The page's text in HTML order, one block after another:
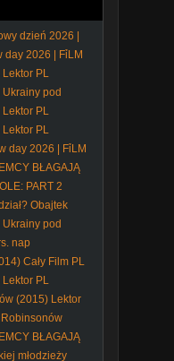
dzień 2026 |
day 2026 | FỉLM
Lektor PL
Ukrainy pod
Lektor PL
Lektor PL
day 2026 | FỉLM
BŁAGAJĄ
TRZEBA
PART 2
Obajtek
Ukrainy pod
nap
Cały Film PL
Lektor PL
(2015) Lektor
BŁAGAJĄ
TRZEBA
młodzieży